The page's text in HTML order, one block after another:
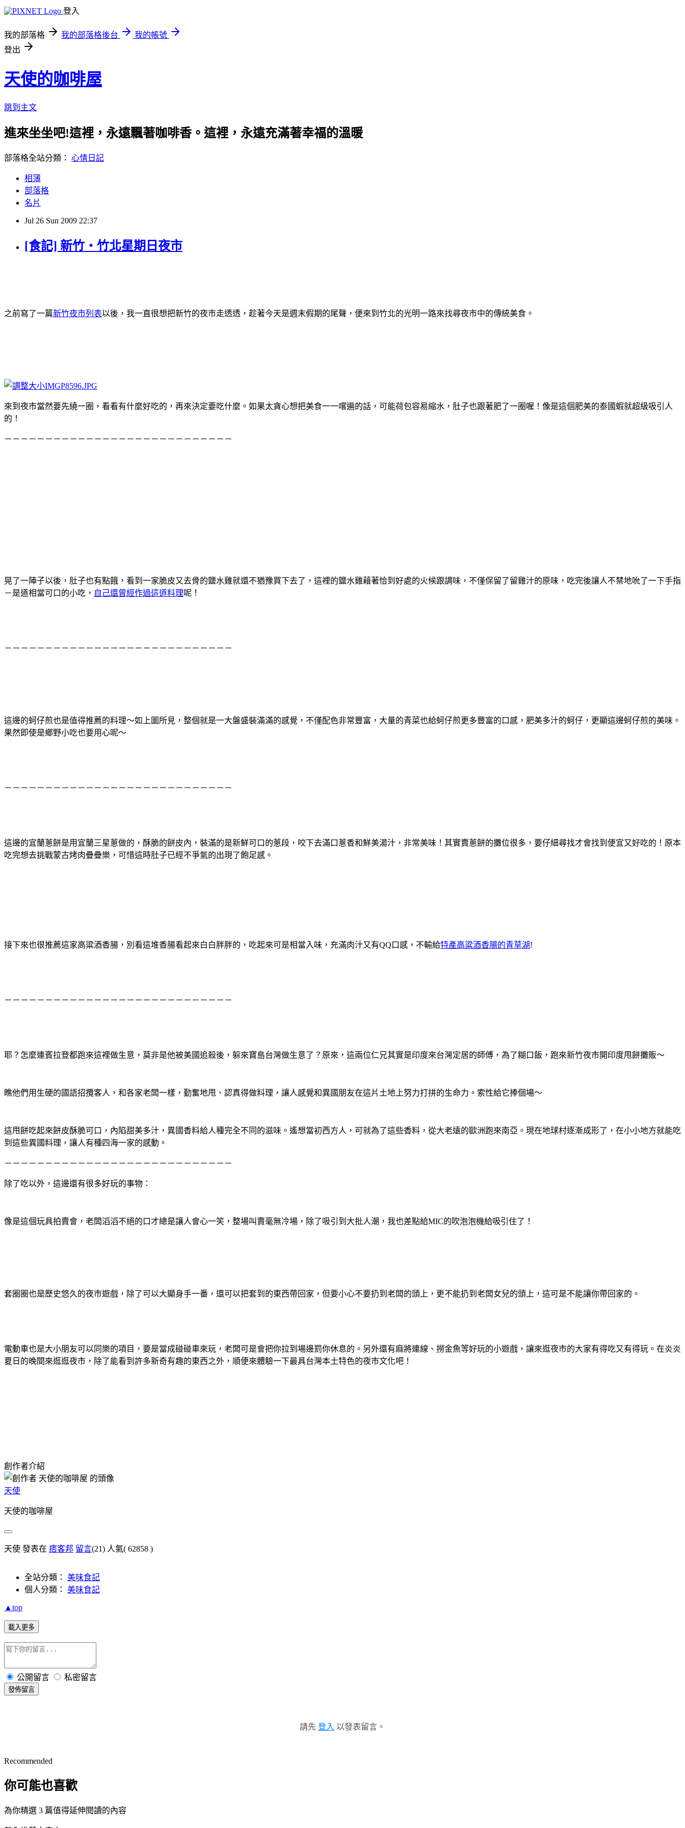
登入
我的部落格 我的部落格後台
我的帳號
登出
天使的咖啡屋
跳到主文
進來坐坐吧!這裡，永遠飄著咖啡香。這裡，永遠充滿著幸福的溫暖
部落格全站分類： 心情日記
相簿
部落格
名片
Jul 26 Sun 2009 22:37
[食記] 新竹‧竹北星期日夜市
之前寫了一篇新竹夜市列表以後，我一直很想把新竹的夜市走透透，趁著今天是週末假期的尾聲，便來到竹北的光明一路來找尋夜市中的傳統美食。
來到夜市當然要先繞一圈，看看有什麼好吃的，再來決定要吃什麼。如果太貪心想把美食一一嚐遍的話，可能荷包容易縮水，肚子也跟著肥了一圈喔！像是這個肥美的泰國蝦就超級吸引人
的！
－－－－－－－－－－－－－－－－－－－－－－－－－－－－
晃了一陣子以後，肚子也有點餓，看到一家脆皮又去骨的鹽水雞就還不猶豫買下去了，這裡的鹽水雞藉著恰到好處的火候跟調味，不僅保留了留雞汁的原味，吃完後讓人不禁地吮了一下手指
－是道相當可口的小吃， 自己還曾經作過這道料理呢！
－－－－－－－－－－－－－－－－－－－－－－－－－－－－
這邊的蚵仔煎也是值得推薦的料理～如上圖所見，整個就是一大盤盛裝滿滿的感覺，不僅配色非常豐富，大量的青菜也給蚵仔煎更多豐富的口感，肥美多汁的蚵仔，更顯這邊蚵仔煎的美味。
果然即使是鄉野小吃也要用心呢～
－－－－－－－－－－－－－－－－－－－－－－－－－－－－
這邊的宜蘭蔥餅是用宜蘭三星蔥做的，酥脆的餅皮內，裝滿的是新鮮可口的蔥段，咬下去滿口蔥香和鮮美湯汁，非常美味！其實賣蔥餅的攤位很多，要仔細尋找才會找到便宜又好吃的！原本
吃完想去挑戰蒙古烤肉疊疊樂，可惜這時肚子已經不爭氣的出現了飽足感。
接下來也很推薦這家高粱酒香腸，別看這堆香腸看起來白白胖胖的，吃起來可是相當入味，充滿肉汁又有QQ口感，不輸給特產高粱酒香腸的青草湖!
－－－－－－－－－－－－－－－－－－－－－－－－－－－－
耶？怎麼連賓拉登都跑來這裡做生意，莫非是他被美國追殺後，躲來寶島台灣做生意了？原來，這兩位仁兄其實是印度來台灣定居的師傅，為了糊口飯，跑來新竹夜市開印度甩餅攤販～
瞧他們用生硬的國語招攬客人，和各家老闆一樣，勤奮地甩、認真得做料理，讓人感覺和異國朋友在這片土地上努力打拼的生命力。索性給它捧個場～
這甩餅吃起來餅皮酥脆可口，內陷甜美多汁，異國香料給人種完全不同的滋味。遙想當初西方人，可就為了這些香料，從大老遠的歐洲跑來南亞。現在地球村逐漸成形了，在小小地方就能吃
到這些異國料理，讓人有種四海一家的感動。
－－－－－－－－－－－－－－－－－－－－－－－－－－－－
除了吃以外，這邊還有很多好玩的事物：
像是這個玩具拍賣會，老闆滔滔不絕的口才總是讓人會心一笑，整場叫賣毫無冷場，除了吸引到大批人潮，我也差點給MIC的吹泡泡機給吸引住了！
套圈圈也是歷史悠久的夜市遊戲，除了可以大顯身手一番，還可以把套到的東西帶回家，但要小心不要扔到老闆的頭上，更不能扔到老闆女兒的頭上，這可是不能讓你帶回家的。
電動車也是大小朋友可以同樂的項目，要是當成碰碰車來玩，老闆可是會把你拉到場邊罰你休息的。另外還有麻將連線、撈金魚等好玩的小遊戲，讓來逛夜市的大家有得吃又有得玩。在炎炎
夏日的晚間來逛逛夜市，除了能看到許多新奇有趣的東西之外，順便來體驗一下最具台灣本土特色的夜市文化吧！
創作者介紹
天使
天使的咖啡屋
天使 發表在 痞客邦 留言(21) 人氣( 62858 )
全站分類： 美味食記
個人分類： 美味食記
▲top
載入更多
公開留言 私密留言
發佈留言
請先 登入 以發表留言。
Recommended
你可能也喜歡
為你精選 3 篇值得延伸閱讀的內容